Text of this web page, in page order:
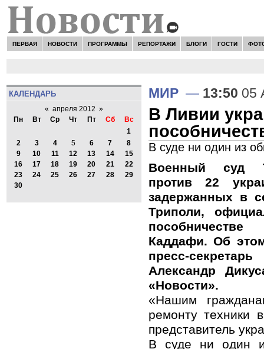
ПЕРВАЯ НОВОСТИ ПРОГРАММЫ РЕПОРТАЖИ БЛОГИ ГОСТИ
КАЛЕНДАРЬ
« апреля 2012 »
Пн
Вт Ср Чт Пт Сб
Вс
1
2
3 4 5 6 7
8
9
10 11 12 13 14
15
16
17 18 19 20 21
22
23
24 25 26 27 28
29
30
МИР — 13:50 05
В Ливии
В суде ни один из
Военный суд
против 22
задержанных в
Триполи,
Каддафи. Об
пресс-
Александр
«Новости».
«Нашим
ремонту техники
представитель
В суде ни один